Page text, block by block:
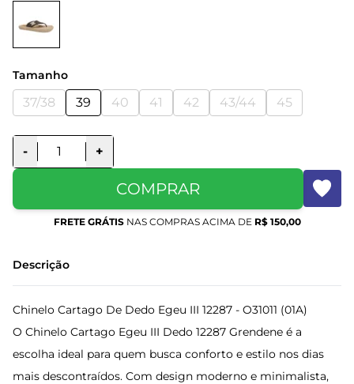
Tamanho
37/38 39 40 41 42 43/44 45
- +
COMPRAR
FRETE GRÁTISNAS COMPRAS ACIMA DE R$ 150,00
Descrição
Chinelo Cartago De Dedo Egeu III 12287 - O31011 (01A)
O Chinelo Cartago Egeu III Dedo 12287 Grendene é a
escolha ideal para quem busca conforto e estilo nos dias
mais descontraídos. Com design moderno e minimalista,